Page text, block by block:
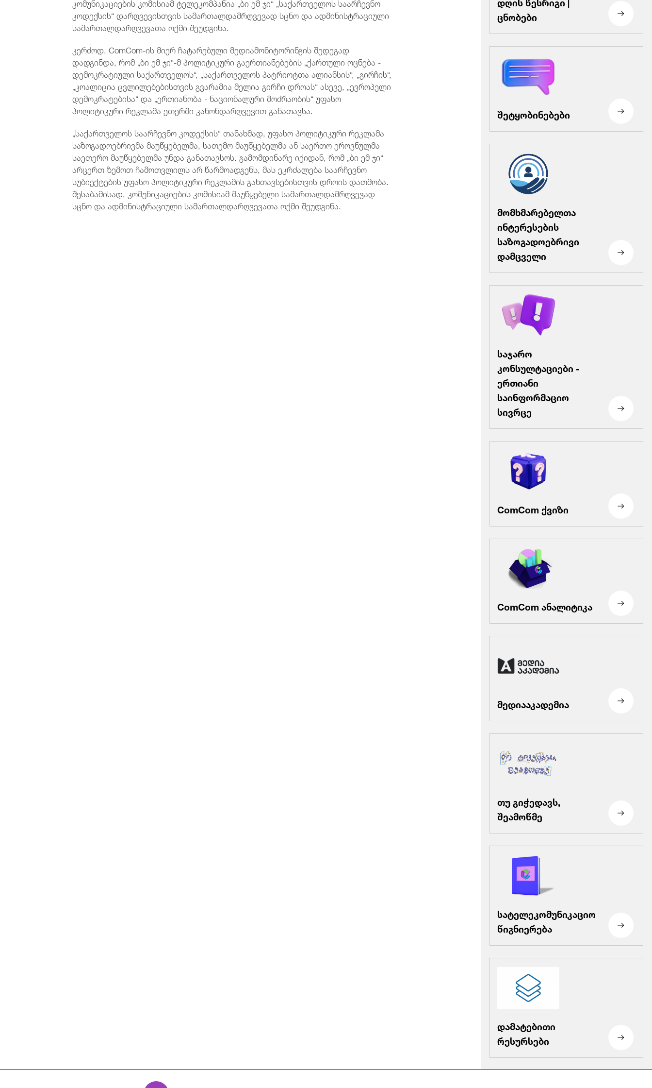
კოდექსის“ დარღვევისთვის სამართალდამრღვევად სცნო და ადმინისტრაციული
სამართალდარღვევათა ოქმი შეუდგინა.
კერძოდ, ComCom-ის მიერ ჩატარებული მედიამონიტორინგის შედეგად
დადგინდა, რომ „ბი ემ ჯი“-მ პოლიტიკური გაერთიანებების „ქართული ოცნება -
დემოკრატიული საქართველოს“, „საქართველოს პატრიოტთა ალიანსის“, „გირჩის“,
„კოალიცია ცვლილებებისთვის გვარამია მელია გირჩი დროას“ ასევე, „ევროპელი
დემოკრატებისა“ და „ერთიანობა - ნაციონალური მოძრაობის“ უფასო
პოლიტიკური რეკლამა ეთერში კანონდარღვევით განათავსა.
„საქართველოს საარჩევნო კოდექსის“ თანახმად, უფასო პოლიტიკური რეკლამა
საზოგადოებრივმა მაუწყებელმა, სათემო მაუწყებელმა ან საერთო ეროვნულმა
საეთერო მაუწყებელმა უნდა განათავსოს. გამომდინარე იქიდან, რომ „ბი ემ ჯი“
არცერთ ზემოთ ჩამოთვლილს არ წარმოადგენს, მას ეკრძალება საარჩევნო
სუბიექტების უფასო პოლიტიკური რეკლამის განთავსებისთვის დროის დათმობა.
შესაბამისად, კომუნიკაციების კომისიამ მაუწყებელი სამართალდამრღვევად
სცნო და ადმინისტრაციული სამართალდარღვევათა ოქმი შეუდგინა.
ცნობები
შეტყობინებები
მომხმარებელთა
ინტერესების
საზოგადოებრივი
დამცველი
საჯარო
კონსულტაციები -
ერთიანი
საინფორმაციო
სივრცე
ComCom ქვიზი
ComCom ანალიტიკა
მედიააკადემია
თუ გიჭედავს,
შეამოწმე
სატელეკომუნიკაციო
წიგნიერება
დამატებითი
რესურსები